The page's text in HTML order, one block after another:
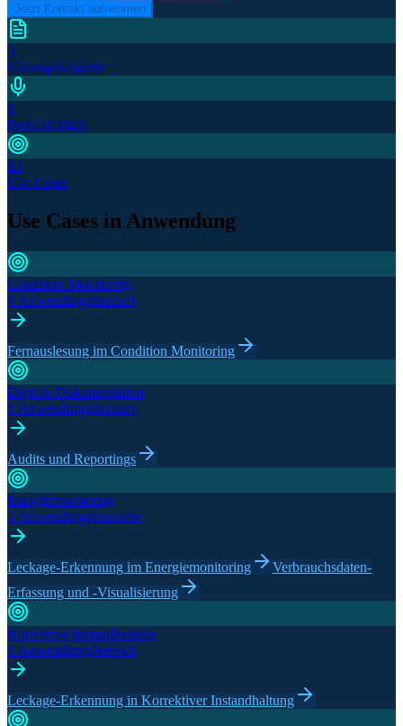
Jetzt Kontakt aufnehmen
3
Lösungsbeispiele
1
Podcastfolgen
13
Use Cases
Use Cases in Anwendung
Condition Monitoring
1 Anwendungsbereich
Fernauslesung im Condition Monitoring
Digitale Dokumentation
1 Anwendungsbereich
Audits und Reportings
Energiemonitoring
2 Anwendungsbereiche
Leckage-Erkennung im Energiemonitoring
Verbrauchsdaten-
Erfassung und -Visualisierung
Korrektive Instandhaltung
1 Anwendungsbereich
Leckage-Erkennung in Korrektiver Instandhaltung